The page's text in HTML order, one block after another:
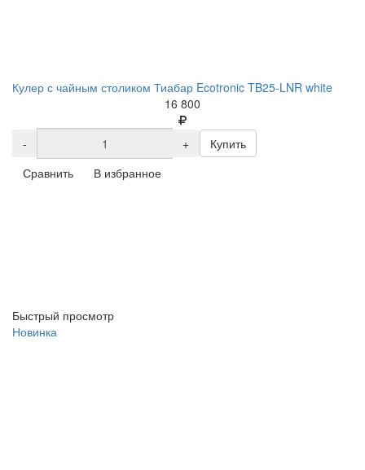
Кулер с чайным столиком Тиабар Ecotronic TB25-LNR white
16 800
- +
Купить
Сравнить
В избранное
Быстрый просмотр
Новинка